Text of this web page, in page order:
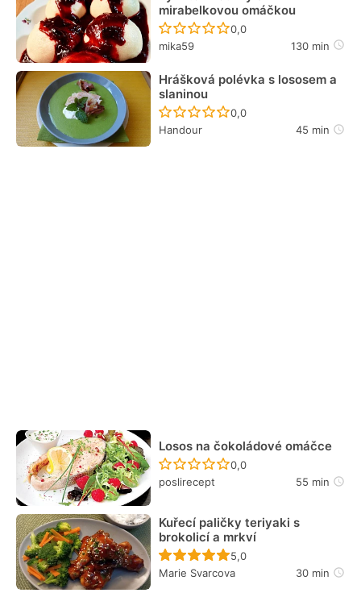
mirabelkovou omáčkou
Recept ještě nebyl
0,0
mika59
130 min
Hrášková polévka s lososem a
slaninou
Recept ještě nebyl
0,0
Handour
45 min
Losos na čokoládové omáčce
Recept ještě nebyl
0,0
poslirecept
55 min
Kuřecí paličky teriyaki s
brokolicí a mrkví
Recept ještě nebyl
5,0
Marie Svarcova
30 min